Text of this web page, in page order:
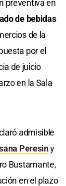
preventiva en
de bebidas
de la
por el
de juicio
en la Sala
admisible
Peresiny
Bustamante,
en el plazo